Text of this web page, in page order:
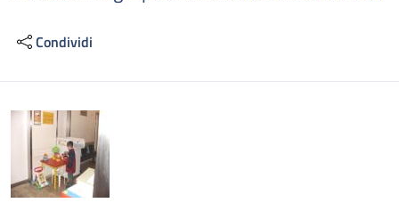
Condividi
Descrizione